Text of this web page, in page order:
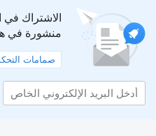
الاشتراك في
منشورة في هذا
صمامات التحكم